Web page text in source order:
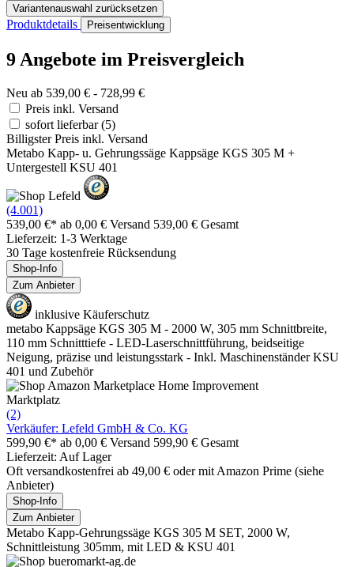
Variantenauswahl zurücksetzen
Produktdetails Preisentwicklung
9 Angebote im Preisvergleich
Neu ab 539,00 € - 728,99 €
Preis inkl. Versand
sofort lieferbar(5)
Billigster Preis inkl. Versand
Metabo Kapp- u. Gehrungssäge Kappsäge KGS 305 M +
Untergestell KSU 401
(4.001)
539,00 €* ab 0,00 € Versand 539,00 € Gesamt
Lieferzeit: 1-3 Werktage
30 Tage kostenfreie Rücksendung
Shop-Info
Zum Anbieter
inklusive Käuferschutz
metabo Kappsäge KGS 305 M - 2000 W, 305 mm Schnittbreite,
110 mm Schnitttiefe - LED-Laserschnittführung, beidseitige
Neigung, präzise und leistungsstark - Inkl. Maschinenständer KSU
401 und Zubehör
Marktplatz
(2)
Verkäufer: Lefeld GmbH & Co. KG
599,90 €* ab 0,00 € Versand 599,90 € Gesamt
Lieferzeit: Auf Lager
Oft versandkostenfrei ab 49,00 € oder mit Amazon Prime (siehe
Anbieter)
Shop-Info
Zum Anbieter
Metabo Kapp-Gehrungssäge KGS 305 M SET, 2000 W,
Schnittleistung 305mm, mit LED & KSU 401